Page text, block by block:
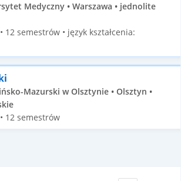
Medyczny • Warszawa • jednolite
semestrów • język kształcenia:
Mazurski w Olsztynie • Olsztyn •
12 semestrów